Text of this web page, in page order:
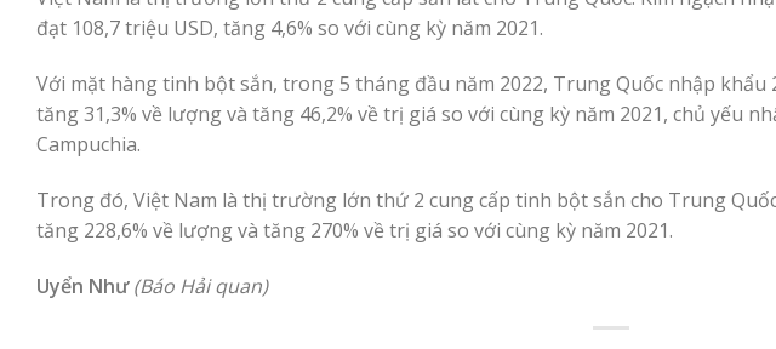
đạt 108,7 triệu USD, tăng 4,6% so với cùng kỳ năm 2021.
Với mặt hàng tinh bột sắn, trong 5 tháng đầu năm 2022, Trung Quốc nhập
tăng 31,3% về lượng và tăng 46,2% về trị giá so với cùng kỳ năm 2021, chủ yếu
Campuchia.
Trong đó, Việt Nam là thị trường lớn thứ 2 cung cấp tinh bột sắn cho Trung
tăng 228,6% về lượng và tăng 270% về trị giá so với cùng kỳ năm 2021.
Uyển Như (Báo Hải quan)